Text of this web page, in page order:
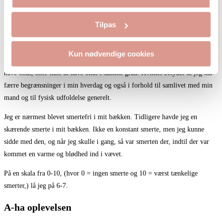
Tilpas
Kun nødvendige cookies
overbelaster mig, men ikke på den konstante måde, som jeg oplevede det
Fravær af smerter
En af de bedste ting ved at have deltaget på Fysio Flow hold, er ikke at
have ondt, eller ikke at have ondt i samme grad. Hvilket betyder at jeg har
færre begrænsninger i min hverdag og også i forhold til samlivet med min
mand og til fysisk udfoldelse generelt.
Jeg er nærmest blevet smertefri i mit bækken. Tidligere havde jeg en
skærende smerte i mit bækken. Ikke en konstant smerte, men jeg kunne
sidde med den, og når jeg skulle i gang, så var smerten der, indtil der var
kommet en varme og blødhed ind i vævet.
På en skala fra 0-10, (hvor 0 = ingen smerte og 10 = værst tænkelige
smerter,) lå jeg på 6-7.
A-ha oplevelsen